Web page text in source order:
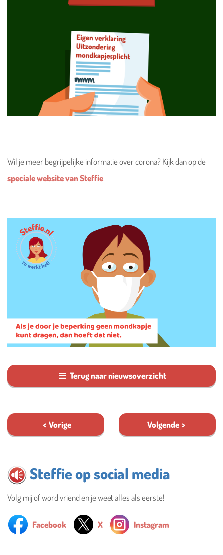
Wil je meer begrijpelijke informatie over corona? Kijk dan op de
speciale website van Steffie.
Terug naar nieuwsoverzicht
Vorige Volgende
Steffie op social media
Volg mij of word vriend en je weet alles als eerste!
Facebook X Instagram